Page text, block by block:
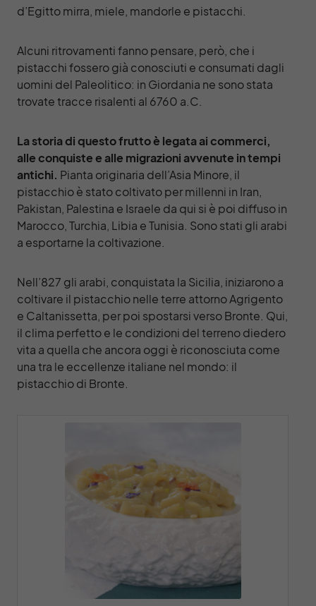
d’Egitto mirra, miele, mandorle e pistacchi.
Alcuni ritrovamenti fanno pensare, però, che i
pistacchi fossero già conosciuti e consumati dagli
uomini del Paleolitico: in Giordania ne sono stata
trovate tracce risalenti al 6760 a.C.
La storia di questo frutto è legata ai commerci,
alle conquiste e alle migrazioni avvenute in tempi
antichi. Pianta originaria dell’Asia Minore, il
pistacchio è stato coltivato per millenni in Iran,
Pakistan, Palestina e Israele da qui si è poi diffuso in
Marocco, Turchia, Libia e Tunisia. Sono stati gli arabi
a esportarne la coltivazione.
Nell’827 gli arabi, conquistata la Sicilia, iniziarono a
coltivare il pistacchio nelle terre attorno Agrigento
e Caltanissetta, per poi spostarsi verso Bronte. Qui,
il clima perfetto e le condizioni del terreno diedero
vita a quella che ancora oggi è riconosciuta come
una tra le eccellenze italiane nel mondo: il
pistacchio di Bronte.